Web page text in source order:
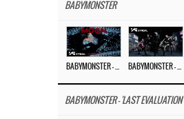
BABYMONSTER
BABYMONSTER - 'LAST EVALUATION'